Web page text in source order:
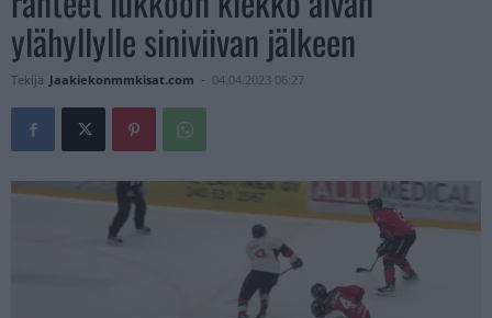
ylähyllylle siniviivan jälkeen
Tekijä Jaakiekonmmkisat.com - 04.04.2023 06:27